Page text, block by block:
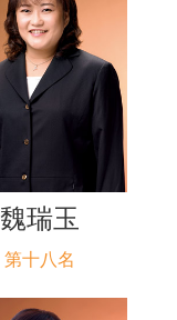
魏瑞玉
第十八名